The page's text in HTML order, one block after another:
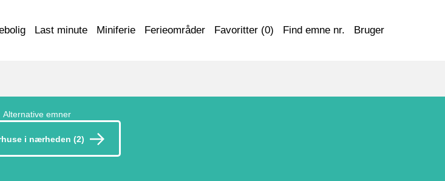
Last minute Miniferie Ferieområder Favoritter (0) Find emne nr. Bruger
Alternative emner
i nærheden (2)